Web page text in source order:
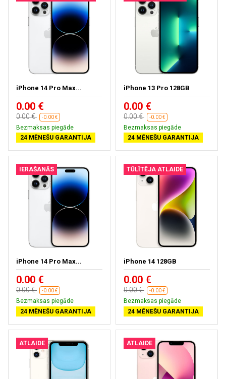
iPhone 14 Pro Max...
0.00 €
0.00 € -0.00 €
Bezmaksas piegāde
24 MĒNEŠU GARANTIJA
iPhone 13 Pro 128GB
0.00 €
0.00 € -0.00 €
Bezmaksas piegāde
24 MĒNEŠU GARANTIJA
IERAŠANĀS
iPhone 14 Pro Max...
0.00 €
0.00 € -0.00 €
Bezmaksas piegāde
24 MĒNEŠU GARANTIJA
TŪLĪTĒJA ATLAIDE
iPhone 14 128GB
0.00 €
0.00 € -0.00 €
Bezmaksas piegāde
24 MĒNEŠU GARANTIJA
ATLAIDE ATLAIDE